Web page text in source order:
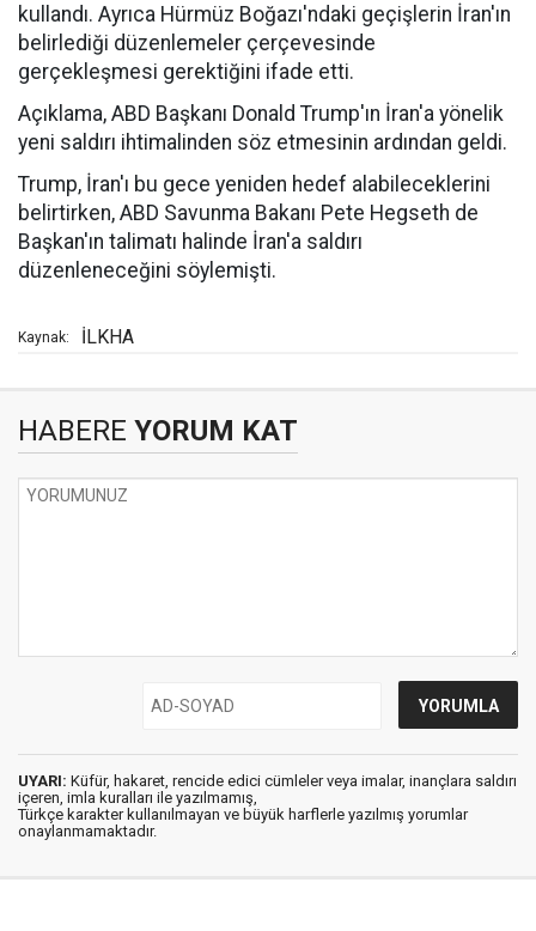
kullandı. Ayrıca Hürmüz Boğazı'ndaki geçişlerin İran'ın
belirlediği düzenlemeler çerçevesinde
gerçekleşmesi gerektiğini ifade etti.
Açıklama, ABD Başkanı Donald Trump'ın İran'a yönelik
yeni saldırı ihtimalinden söz etmesinin ardından geldi.
Trump, İran'ı bu gece yeniden hedef alabileceklerini
belirtirken, ABD Savunma Bakanı Pete Hegseth de
Başkan'ın talimatı halinde İran'a saldırı
düzenleneceğini söylemişti.
Kaynak: İLKHA
HABERE YORUM KAT
UYARI: Küfür, hakaret, rencide edici cümleler veya imalar, inançlara saldırı
içeren, imla kuralları ile yazılmamış,
Türkçe karakter kullanılmayan ve büyük harflerle yazılmış yorumlar
onaylanmamaktadır.